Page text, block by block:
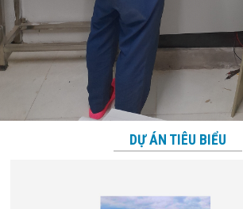
DỰ ÁN TIÊU BIỂU